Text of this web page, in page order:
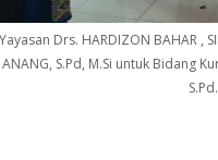
Drs. HARDIZON BAHAR ,
S.Pd, M.Si untuk Bidang